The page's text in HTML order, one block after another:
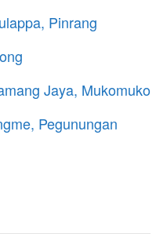
Pinrang
Jaya, Mukomuko
Pegunungan